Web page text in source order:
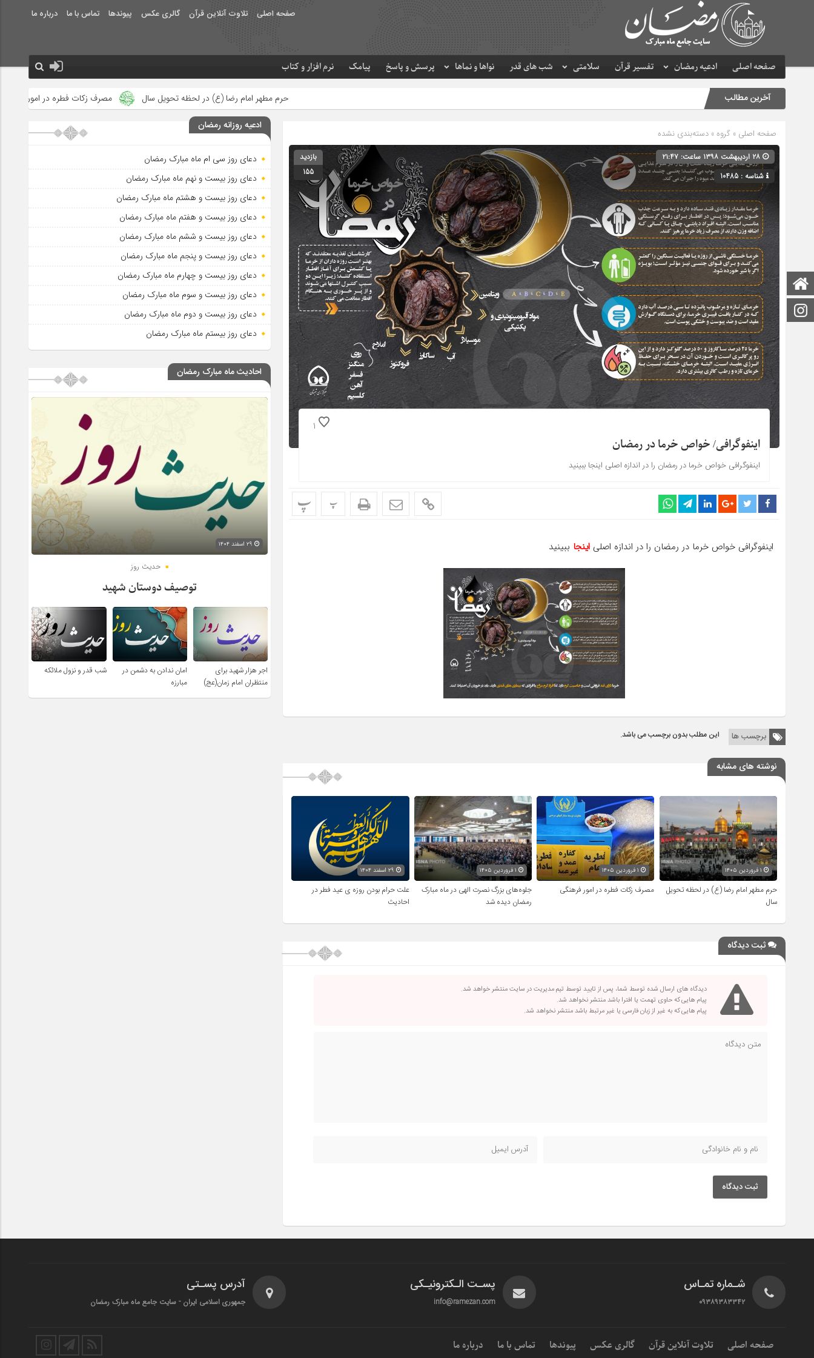
صفحه اصلی تلاوت آنلاین قرآن گالری عکس پیوندها تماس با ما درباره ما
صفحه اصلی ادعیه رمضان تفسیر قرآن سلامتی شب های قدر نواها و نماها پرسش و پاسخ پیامک نرم افزار و کتاب
صفحه اصلی
اینستاگرام
آخرین مطالب حرم مطهر امام رضا (ع) در لحظه تحویل سال مصرف زکات فطره در امور فرهنگی جلوه‌های
صفحه اصلی » گروه » دسته‌بندی نشده
شناسه : 10485
بازدید
155
1
اینفوگرافی/ خواص خرما در رمضان
اینفوگرافی خواص خرما در رمضان را در اندازه اصلی اینجا ببینید
پ پ
اینفوگرافی خواص خرما در رمضان را در اندازه اصلی اینجا ببینید
برچسب ها این مطلب بدون برچسب می باشد.
نوشته های مشابه
حرم مطهر امام رضا (ع) در لحظه تحویل
سال
۱ فروردین ۱۴۰۵
مصرف زکات فطره در امور فرهنگی
جلوه‌های بزرگ نصرت الهی در ماه مبارک
رمضان دیده شد
علت حرام بودن روزه ی عید فطر در
احادیث
ثبت دیدگاه
دیدگاه های ارسال شده توسط شما، پس از تایید توسط تیم مدیریت در سایت منتشر خواهد شد.
پیام هایی که حاوی تهمت یا افترا باشد منتشر نخواهد شد.
پیام هایی که به غیر از زبان فارسی یا غیر مرتبط باشد منتشر نخواهد شد.
ثبت دیدگاه
ادعیه روزانه رمضان
دعای روز سی ام ماه مبارک رمضان
دعای روز بیست و نهم ماه مبارک رمضان
دعای روز بیست و هشتم ماه مبارک رمضان
دعای روز بیست و هفتم ماه مبارک رمضان
دعای روز بیست و ششم ماه مبارک رمضان
دعای روز بیست و پنجم ماه مبارک رمضان
دعای روز بیست و چهارم ماه مبارک رمضان
دعای روز بیست و سوم ماه مبارک رمضان
دعای روز بیست و دوم ماه مبارک رمضان
دعای روز بیستم ماه مبارک رمضان
احادیث ماه مبارک رمضان
حدیث روز
توصیف دوستان شهید
اجر هزار شهید برای
منتظران امام زمان(عج)
امان ندادن به دشمن در
مبارزه
شب قدر و نزول ملائکه
شـماره تمـاس
۰۹۳۸۹۳۸۳۳۴۲
پسـت الـکترونیـکی
info@ramezan.com
آدرس پسـتی
جمهوری اسلامی ایران - سایت جامع ماه مبارک رمضان
صفحه اصلی تلاوت آنلاین قرآن گالری عکس پیوندها تماس با ما درباره ما